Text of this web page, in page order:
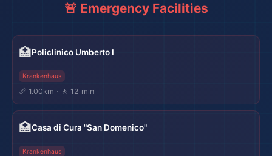
🚨 Emergency Facilities
🏥Policlinico Umberto I
Krankenhaus
📏 1.00km · 🚶 12 min
🏥Casa di Cura "San Domenico"
Krankenhaus